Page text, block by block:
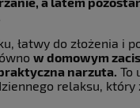
łatwy do złożenia i
w domowym
narzuta. To
relaksu, który